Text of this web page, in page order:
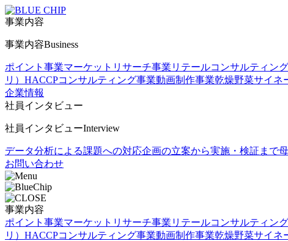
事業内容
事業内容Business
ポイント事業マーケットリサーチ事業 リテールコンサルティン
リ） HACCPコンサルティング事業動画制作事業乾燥野菜サイネ
企業情報
社員インタビュー
社員インタビューInterview
データ分析による課題への対応企画の立案から実施・検証まで
お問い合わせ
事業内容
ポイント事業マーケットリサーチ事業 リテールコンサルティン
リ） HACCPコンサルティング事業動画制作事業乾燥野菜サイネ